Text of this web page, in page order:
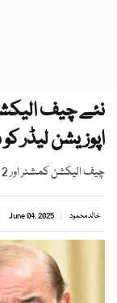
نئے چیف
اپوزیشن لیڈر
چیف الیکشن کمشنر اور 2 ارکان کی مدت 26 جنوری کو ختم ہوچکی ہے، خط
خالد محمود June 04, 2025